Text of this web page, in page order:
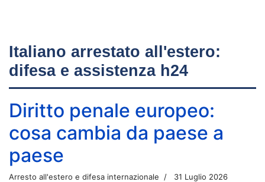
Italiano arrestato all'estero:
difesa e assistenza h24
Diritto penale europeo:
cosa cambia da paese a
paese
Arresto all'estero e difesa internazionale 31 Luglio 2026